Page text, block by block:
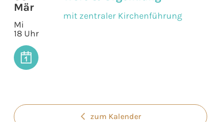
Mär
Mi
18 Uhr
mit zentraler Kirchenführung
zum Kalender